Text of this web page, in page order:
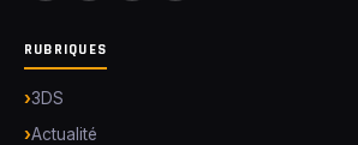
RUBRIQUES
3DS
Actualité